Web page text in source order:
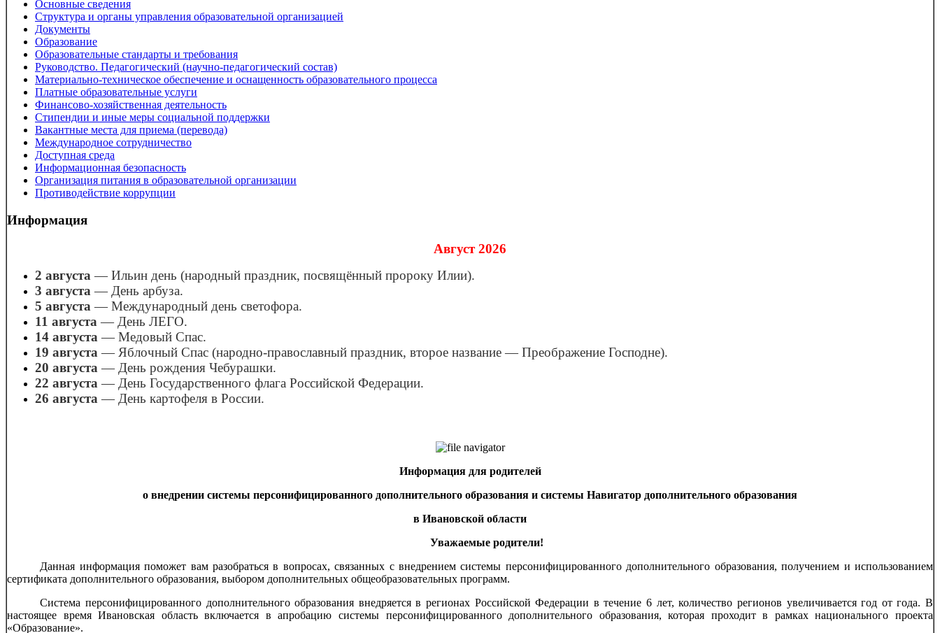
Основные сведения
Структура и органы управления образовательной организацией
Документы
Образование
Образовательные стандарты и требования
Руководство. Педагогический (научно-педагогический состав)
Материально-техническое обеспечение и оснащенность образовательного процесса
Платные образовательные услуги
Финансово-хозяйственная деятельность
Стипендии и иные меры социальной поддержки
Вакантные места для приема (перевода)
Международное сотрудничество
Доступная среда
Информационная безопасность
Организация питания в образовательной организации
Информация
Август 2026
2 августа — Ильин день (народный праздник, посвящённый пророку Илии).
3 августа — День арбуза.
5 августа— Международный день светофора.
11 августа — День ЛЕГО.
14 августа — Медовый Спас.
19 августа — Яблочный Спас (народно-православный праздник, второе название — Преображение Господне).
20 августа — День рождения Чебурашки.
22 августа — День Государственного флага Российской Федерации.
26 августа
— День картофеля в России.
Данная информация поможет вам разобраться в вопросах, связанных с внедрением системы персонифицированного дополнительного образования, получением и использованием
Система персонифицированного дополнительного образования внедряется в регионах Российской Федерации в течение 6 лет, количество регионов увеличивается год от года.В
настоящее время Ивановская область включается в апробацию системы персонифицированного дополнительного образования, которая проходит в рамках национального проекта